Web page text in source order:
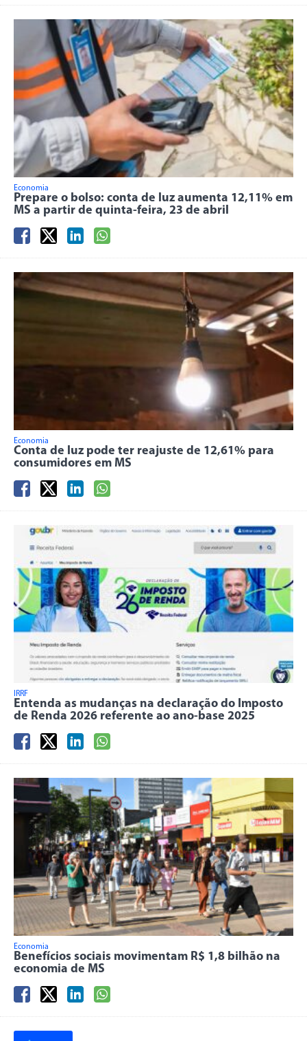
Economia
Prepare o bolso: conta de luz aumenta 12,11% em
MS a partir de quinta-feira, 23 de abril
Economia
Conta de luz pode ter reajuste de 12,61% para
consumidores em MS
IRRF
Entenda as mudanças na declaração do Imposto
de Renda 2026 referente ao ano-base 2025
Economia
Benefícios sociais movimentam R$ 1,8 bilhão na
economia de MS